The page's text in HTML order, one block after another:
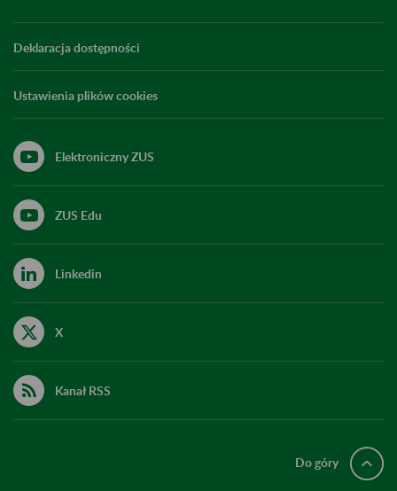
Deklaracja dostępności
Ustawienia plików cookies
Elektroniczny ZUS
ZUS Edu
Linkedin
X
Kanał RSS
Do góry